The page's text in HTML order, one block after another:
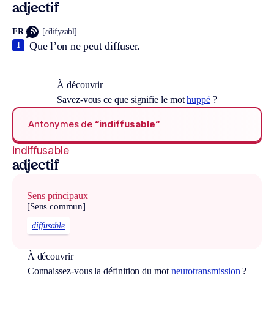
adjectif
FR [ɛ̃difyzabl]
Que l’on ne peut diffuser.
1
À découvrir
Savez-vous ce que signifie le mothuppé ?
Antonymes de “indiffusable“
indiffusable
adjectif
Sens principaux
[Sens commun]
diffusable
À découvrir
Connaissez-vous la définition du mot neurotransmission ?